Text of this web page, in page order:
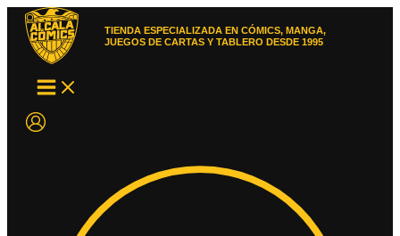
contenido
TIENDA ESPECIALIZADA EN CÓMICS, MANGA,
JUEGOS DE CARTAS Y TABLERO DESDE 1995